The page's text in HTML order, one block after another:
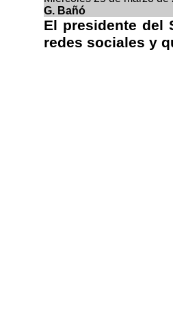
G. Bañó
El presidente del
redes sociales y